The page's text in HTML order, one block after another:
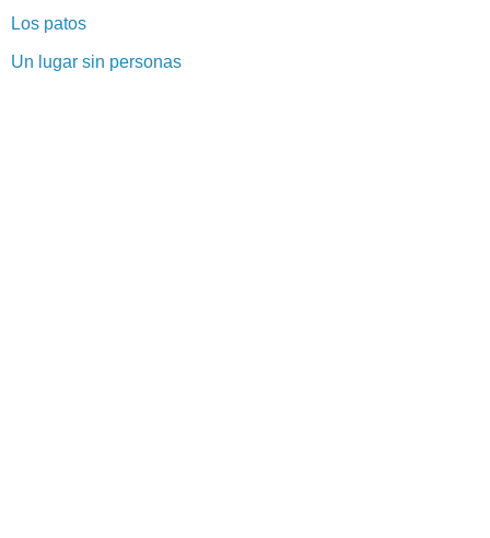
Los patos
Un lugar sin personas